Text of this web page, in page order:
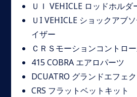
ＵＩ VEHICLE ロッドホルダ
ＵI VEHICLE ショックアブ
イザー
ＣＲＳモーションコントロ
415 COBRA エアロパーツ
DCUATRO グランドエフェ
CRS フラットベットキット